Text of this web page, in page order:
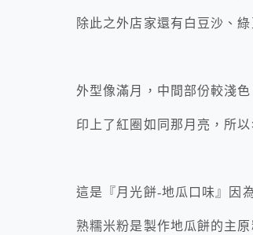
除此之外店家還有白豆沙、
外型像滿月，中間部份較淺色
印上了紅圈如同那月亮，所以
這是『月光餅-地瓜口味』因
熟糯米粉是製作地瓜餅的主